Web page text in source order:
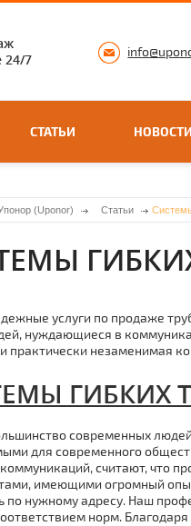
24/7
СТАТЬИ НОВОСТИ
(Uponor) Статьи
услуги по продаже
нуждающиеся в
и практически незаменимая
ГИБКИХ
современных
для современного
считают, что
имеющими огромный
по нужному адресу. Наш
норм.